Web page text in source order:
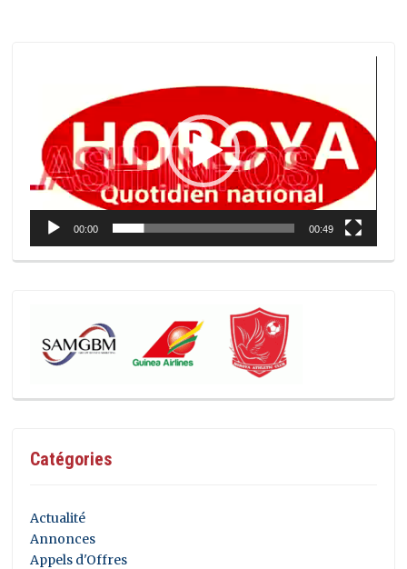
00:00 00:49
Catégories
Actualité
Annonces
Appels d'Offres